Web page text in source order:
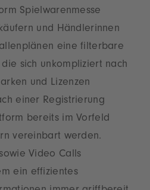
Spielwarenmesse
und Händlerinnen
eine filterbare
sich unkompliziert nach
und Lizenzen
einer Registrierung
bereits im Vorfeld
vereinbart werden.
Video Calls
ein effizientes